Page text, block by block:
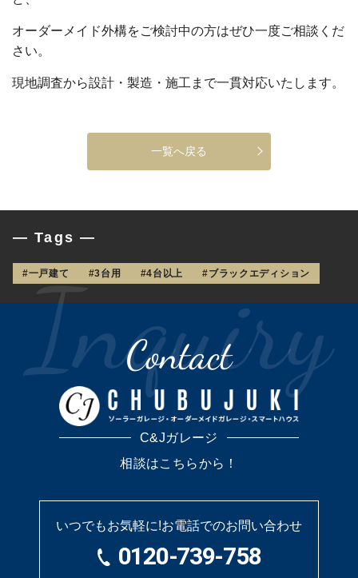
オーダーメイド外構をご検討中の方はぜひ一度ご相談くだ
さい。
現地調査から設計・製造・施工まで一貫対応いたします。
一覧へ戻る
— Tags —
#一戸建て #3台用 #4台以上 #ブラックエディション
Contact
C&Jガレージ
相談はこちらから！
いつでもお気軽に!お電話でのお問い合わせ
0120-739-758